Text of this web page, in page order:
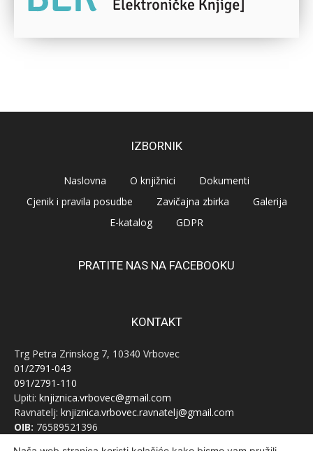
IZBORNIK
Naslovna O knjižnici
Dokumenti
Cjenik i pravila posudbe
Zavičajna zbirka
Galerija
E-katalog
GDPR
PRATITE NAS NA FACEBOOKU
KONTAKT
Trg Petra Zrinskog 7, 10340 Vrbovec
01/2791-043
091/2791-110
Upiti: knjiznica.vrbovec@gmail.com
Ravnatelj: knjiznica.vrbovec.ravnatelj@gmail.com
OIB: 76589521396